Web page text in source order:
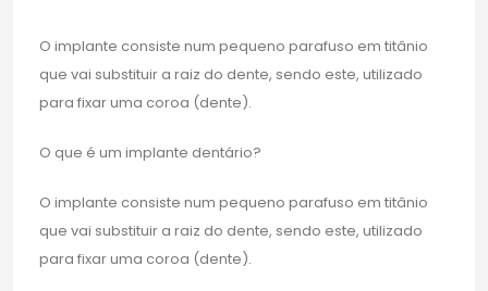
O implante consiste num pequeno parafuso em titânio
que vai substituir a raiz do dente, sendo este, utilizado
para fixar uma coroa (dente).
O que é um implante dentário?
O implante consiste num pequeno parafuso em titânio
que vai substituir a raiz do dente, sendo este, utilizado
para fixar uma coroa (dente).